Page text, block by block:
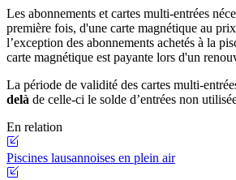
Les abonnements et cartes multi-entrées
première fois, d'une carte magnétique au
l’exception des abonnements achetés à la
carte magnétique est payante lors d'un
La période de validité des cartes multi-
delà de celle-ci le solde d’entrées non
En relation
Piscines lausannoises en plein air